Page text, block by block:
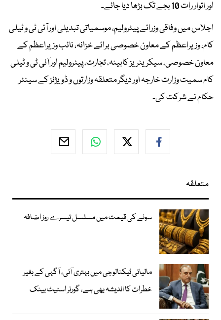
اور اتوار رات 10 بجے تک بڑھا دیا جائے۔
اجلاس میں وفاقی وزرائے پیٹرولیم، موسمیاتی تبدیلی اور آئی ٹی و ٹیلی
کام، وزیراعظم کے معاون خصوصی برائے خزانہ، نائب وزیراعظم کے
معاون خصوصی، سیکریٹریز کابینہ، تجارت، پیٹرولیم اور آئی ٹی و ٹیلی
کام سمیت وزارت خارجہ اور دیگر متعلقہ وزارتوں و ڈویژنز کے سینئر
حکام نے شرکت کی۔
متعلقہ
سونے کی قیمت میں مسلسل تیسرے روز اضافہ
مالیاتی ٹیکنالوجی میں بہتری آئی، آگہی کے بغیر
خطرات کا اندیشہ بھی ہے، گورنر اسٹیٹ بینک